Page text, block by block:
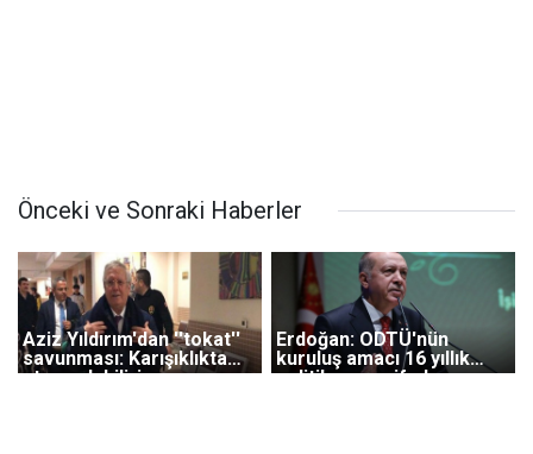
Önceki ve Sonraki Haberler
Aziz Yıldırım'dan ''tokat''
savunması: Karışıklıkta
atmış olabilirim
Erdoğan: ODTÜ'nün
kuruluş amacı 16 yıllık
politikamızın ifade